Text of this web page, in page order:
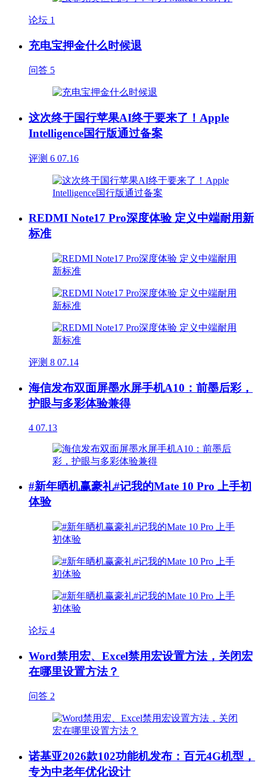
论坛 1
充电宝押金什么时候退
问答 5
这次终于国行苹果AI终于要来了！Apple
Intelligence国行版通过备案
评测 6 07.16
REDMI Note17 Pro深度体验 定义中端耐用新
标准
评测 8 07.14
海信发布双面屏墨水屏手机A10：前墨后彩，
护眼与多彩体验兼得
4 07.13
#新年晒机赢豪礼#记我的Mate 10 Pro 上手初
体验
论坛 4
Word禁用宏、Excel禁用宏设置方法，关闭宏
在哪里设置方法？
问答 2
诺基亚2026款102功能机发布：百元4G机型，
专为中老年优化设计